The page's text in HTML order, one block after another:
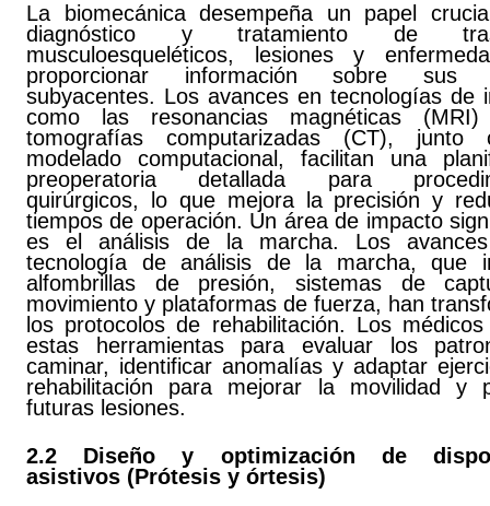
La biomecánica desempeña un papel
diagnóstico y tratamiento de
musculoesqueléticos, lesiones y
proporcionar información sobre sus
subyacentes. Los avances en tecnologías de
como las resonancias magnéticas
tomografías computarizadas (CT), junto
modelado computacional, facilitan una
preoperatoria detallada para
quirúrgicos, lo que mejora la precisión y
tiempos de operación. Un área de impacto
es el análisis de la marcha. Los
tecnología de análisis de la marcha, que
alfombrillas de presión, sistemas de
movimiento y plataformas de fuerza, han
los protocolos de rehabilitación. Los médicos
estas herramientas para evaluar los
caminar, identificar anomalías y adaptar
rehabilitación para mejorar la movilidad y
futuras lesiones.
2.2 Diseño y optimización de
asistivos (Prótesis y órtesis)